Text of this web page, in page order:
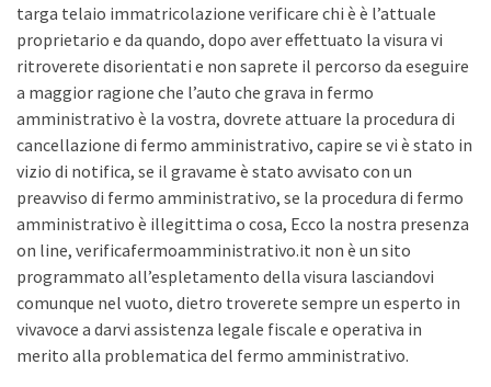
targa telaio immatricolazione verificare chi è è l’attuale
proprietario e da quando, dopo aver effettuato la visura vi
ritroverete disorientati e non saprete il percorso da eseguire
a maggior ragione che l’auto che grava in fermo
amministrativo è la vostra, dovrete attuare la procedura di
cancellazione di fermo amministrativo, capire se vi è stato in
vizio di notifica, se il gravame è stato avvisato con un
preavviso di fermo amministrativo, se la procedura di fermo
amministrativo è illegittima o cosa, Ecco la nostra presenza
on line, verificafermoamministrativo.it non è un sito
programmato all’espletamento della visura lasciandovi
comunque nel vuoto, dietro troverete sempre un esperto in
vivavoce a darvi assistenza legale fiscale e operativa in
merito alla problematica del fermo amministrativo.